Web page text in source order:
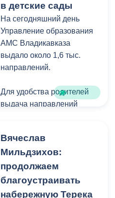
деревьями,
муниципальные служащие
с утра косят, пилят
поросль между
захоронениями и
собирают скошенную
в детские сады
На сегодняшний день
Управление образования
АМС Владикавказа
выдало около 1,6 тыс.
направлений.
Для удобства родителей
выдача направлений
очередей и долгого
ожидания.
Прием в детские сады
начался 15 июля и
Вячеслав
Мильдзихов:
продолжаем
благоустраивать
набережную Терека